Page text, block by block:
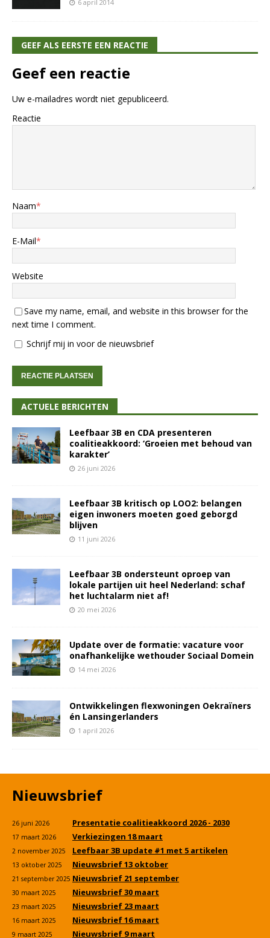
6 april 2014
GEEF ALS EERSTE EEN REACTIE
Geef een reactie
Uw e-mailadres wordt niet gepubliceerd.
Reactie
Naam*
E-Mail*
Website
Save my name, email, and website in this browser for the
next time I comment.
Schrijf mij in voor de nieuwsbrief
ACTUELE BERICHTEN
Leefbaar 3B en CDA presenteren
coalitieakkoord: ‘Groeien met behoud van
karakter’
26 juni 2026
Leefbaar 3B kritisch op LOO2: belangen
eigen inwoners moeten goed geborgd
blijven
11 juni 2026
Leefbaar 3B ondersteunt oproep van
lokale partijen uit heel Nederland: schaf
het luchtalarm niet af!
20 mei 2026
Update over de formatie: vacature voor
onafhankelijke wethouder Sociaal Domein
14 mei 2026
Ontwikkelingen flexwoningen Oekraïners
én Lansingerlanders
1 april 2026
Nieuwsbrief
26 juni 2026 Presentatie coalitieakkoord 2026 - 2030
17 maart 2026 Verkiezingen 18 maart
2 november 2025 Leefbaar 3B update #1 met 5 artikelen
13 oktober 2025 Nieuwsbrief 13 oktober
21 september 2025 Nieuwsbrief 21 september
30 maart 2025 Nieuwsbrief 30 maart
23 maart 2025 Nieuwsbrief 23 maart
16 maart 2025 Nieuwsbrief 16 maart
9 maart 2025 Nieuwsbrief 9 maart